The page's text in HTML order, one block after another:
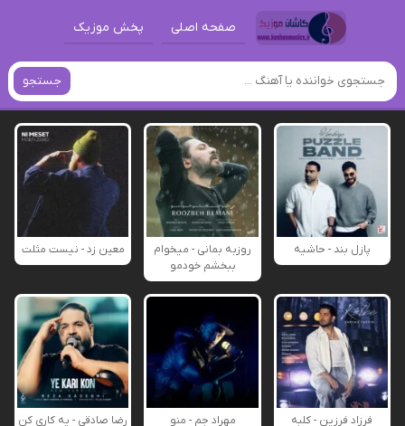
صفحه اصلی پخش موزیک
جستجو
پازل بند - حاشیه
روزبه بمانی - میخوام
ببخشم خودمو
معین زد - نیست مثلت
فرزاد فرزین - کلبه
مهراد جم - منو
رضا صادقی - یه کاری کن